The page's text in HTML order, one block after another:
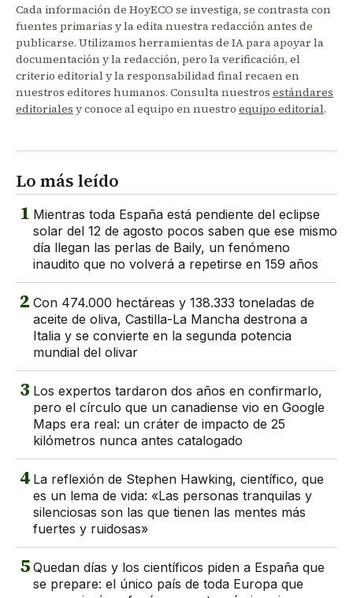
Cada información de HoyECO se investiga, se contrasta con
fuentes primarias y la edita nuestra redacción antes de
publicarse. Utilizamos herramientas de IA para apoyar la
documentación y la redacción, pero la verificación, el
criterio editorial y la responsabilidad final recaen en
nuestros editores humanos. Consulta nuestros estándares
editoriales y conoce al equipo en nuestro equipo editorial.
Lo más leído
1 Mientras toda España está pendiente del eclipse
solar del 12 de agosto pocos saben que ese mismo
día llegan las perlas de Baily, un fenómeno
inaudito que no volverá a repetirse en 159 años
2 Con 474.000 hectáreas y 138.333 toneladas de
aceite de oliva, Castilla-La Mancha destrona a
Italia y se convierte en la segunda potencia
mundial del olivar
3 Los expertos tardaron dos años en confirmarlo,
pero el círculo que un canadiense vio en Google
Maps era real: un cráter de impacto de 25
kilómetros nunca antes catalogado
4 La reflexión de Stephen Hawking, científico, que
es un lema de vida: «Las personas tranquilas y
silenciosas son las que tienen las mentes más
fuertes y ruidosas»
5 Quedan días y los científicos piden a España que
se prepare: el único país de toda Europa que